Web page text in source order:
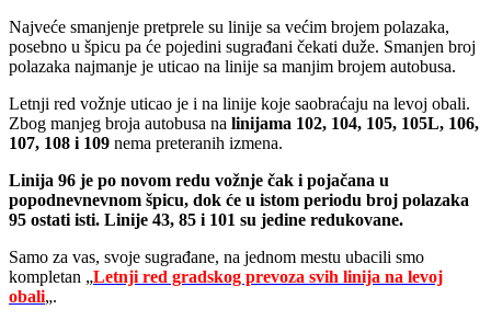
Najveće smanjenje pretprele su linije sa većim brojem polazaka,
posebno u špicu pa će pojedini sugrađani čekati duže. Smanjen broj
polazaka najmanje je uticao na linije sa manjim brojem autobusa.
Letnji red vožnje uticao je i na linije koje saobraćaju na levoj obali.
Zbog manjeg broja autobusa na linijama 102, 104, 105, 105L, 106,
107, 108 i 109 nema preteranih izmena.
Linija 96 je po novom redu vožnje čak i pojačana u
popodnevnevnom špicu, dok će u istom periodu broj polazaka
95 ostati isti. Linije 43, 85 i 101 su jedine redukovane.
Samo za vas, svoje sugrađane, na jednom mestu ubacili smo
kompletan „Letnji red gradskog prevoza svih linija na levoj
obali„.